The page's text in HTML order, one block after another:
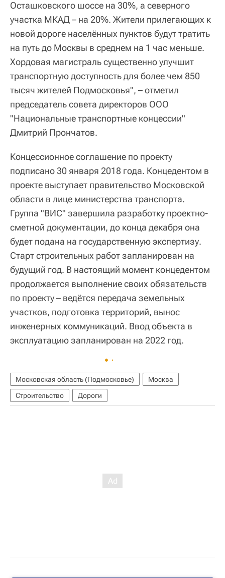
Осташковского шоссе на 30%, а северного
участка МКАД – на 20%. Жители прилегающих к
новой дороге населённых пунктов будут тратить
на путь до Москвы в среднем на 1 час меньше.
Хордовая магистраль существенно улучшит
транспортную доступность для более чем 850
тысяч жителей Подмосковья", – отметил
председатель совета директоров ООО
"Национальные транспортные концессии"
Дмитрий Прончатов.
Концессионное соглашение по проекту
подписано 30 января 2018 года. Концедентом в
проекте выступает правительство Московской
области в лице министерства транспорта.
Группа "ВИС" завершила разработку проектно-
сметной документации, до конца декабря она
будет подана на государственную экспертизу.
Старт строительных работ запланирован на
будущий год. В настоящий момент концедентом
продолжается выполнение своих обязательств
по проекту – ведётся передача земельных
участков, подготовка территорий, вынос
инженерных коммуникаций. Ввод объекта в
эксплуатацию запланирован на 2022 год.
Московская область (Подмосковье)
Москва
Строительство
Дороги